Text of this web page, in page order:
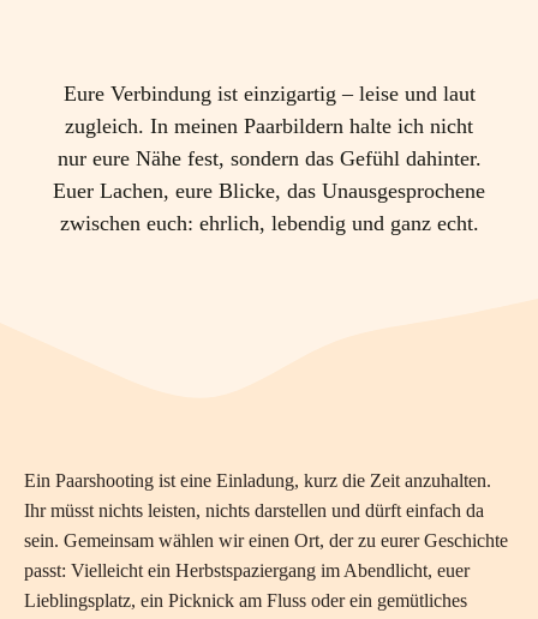
Eure Verbindung ist einzigartig – leise und laut
zugleich. In meinen Paarbildern halte ich nicht
nur eure Nähe fest, sondern das Gefühl dahinter.
Euer Lachen, eure Blicke, das Unausgesprochene
zwischen euch: ehrlich, lebendig und ganz echt.
Ein Paarshooting ist eine Einladung, kurz die Zeit anzuhalten.
Ihr müsst nichts leisten, nichts darstellen und dürft einfach da
sein. Gemeinsam wählen wir einen Ort, der zu eurer Geschichte
passt: Vielleicht ein Herbstspaziergang im Abendlicht, euer
Lieblingsplatz, ein Picknick am Fluss oder ein gemütliches